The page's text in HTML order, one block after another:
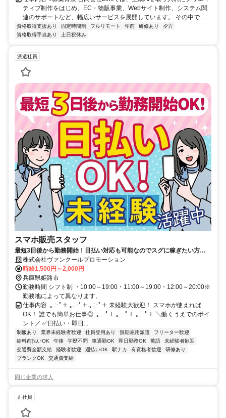
ティブ制作をはじめ、EC・物販事業、Webサイト制作、システム関
連のサポートなど、幅広いサービスを展開しています。 その中で...
資格取得支援あり 固定時間制 フルリモート 午前 研修あり
夕方
資格取得手当あり
土日祝休み
派遣社員
スマホ販売スタッフ
最短3日後から勤務開始！日払い対応も可能なのでスグに稼ぎたい方に
ピッタリ！
株式会社ヴァンクールプロモーション
時給1,500円～2,000円
兵庫県姫路市
勤務時間 シフト制 ・10:00～19:00・11:00～19:00・12:00～20:00※
勤務地によって異なります。
仕事内容 .｡.:･ﾟ＋.｡.:･ﾟ＋.｡.:･ﾟ＋ 未経験大歓迎！ スマホが使えれば
OK！ 誰でも簡単お仕事◎ .｡.:･ﾟ＋.｡.:･ﾟ＋.｡.:･ﾟ＋ ＼働くうえでのポイ
ント／ ✅日払い・即日...
制服あり 業界未経験者歓迎 社員登用あり 無期雇用派遣
フリーター歓迎
給料前払いOK
午後 学歴不問 車通勤OK 即日勤務OK 英語
未経験者歓迎
交通費全額支給
経験者歓迎 週払いOK 駅ナカ 有資格者歓迎
研修あり
ブランクOK
交通費支給
同じ企業の求人
正社員